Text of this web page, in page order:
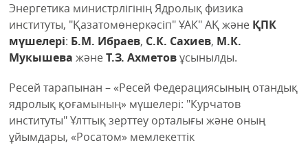
Энергетика министрлігінің Ядролық физика
институты, "Қазатомөнеркәсіп" ҰАК" АҚ және ҚПК
мүшелері: Б.М. Ибраев, С.К. Сахиев, М.К.
Мукышева жәнеТ.З. Ахметовұсынылды.
Ресей тарапынан – «Ресей Федерациясының отандық
ядролық қоғамының» мүшелері: "Курчатов
институты" Ұлттық зерттеу орталығы және оның
ұйымдары, «Росатом» мемлекеттік